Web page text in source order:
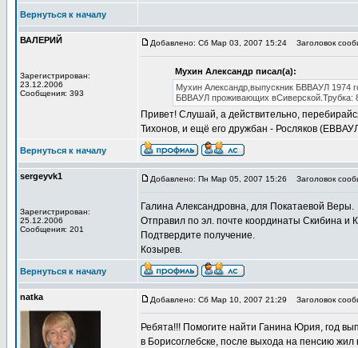
Вернуться к началу
ВАЛЕРИЙ
Зарегистрирован:
23.12.2006
Сообщения: 393
Добавлено: Сб Мар 03, 2007 15:24 Заголовок
Мухин Александр писал(а):
Мухин Александр,выпускник БВВАУЛ 1974
БВВАУЛ проживающих вСиверской.Трубка:
Привет! Слушай, а действительно,
Тихонов, и ещё его дружбан - Росляков
Вернуться к началу
sergeyvk1
Зарегистрирован:
25.12.2006
Сообщения: 201
Добавлено: Пн Мар 05, 2007 15:26 Заголовок
Галина Александровна, для Покатаевой Веры.
Отправил по эл. почте координаты Скибина и
Подтвердите получение.
Козырев.
Вернуться к началу
natka Добавлено: Сб Мар 10, 2007 21:29 Заголовок
Ребята!!! Помогите найти Ганина Юрия, год
в Борисоглебске, после выхода на пенсию жил